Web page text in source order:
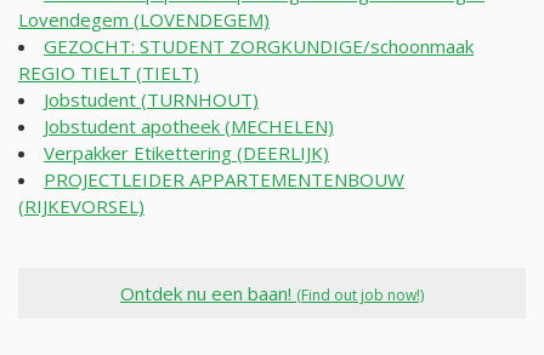
Lovendegem (LOVENDEGEM)
GEZOCHT: STUDENT ZORGKUNDIGE/schoonmaak
REGIO TIELT (TIELT)
Jobstudent (TURNHOUT)
Jobstudent apotheek (MECHELEN)
Verpakker Etikettering (DEERLIJK)
PROJECTLEIDER APPARTEMENTENBOUW
(RIJKEVORSEL)
Ontdek nu een baan! (Find out job now!)